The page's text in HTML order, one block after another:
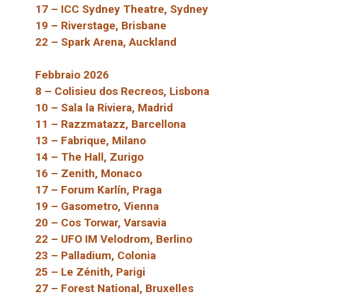
17 – ICC Sydney Theatre, Sydney
19 – Riverstage, Brisbane
22 – Spark Arena, Auckland
Febbraio 2026
8 – Colisieu dos Recreos, Lisbona
10 – Sala la Riviera, Madrid
11 – Razzmatazz, Barcellona
13 – Fabrique, Milano
14 – The Hall, Zurigo
16 – Zenith, Monaco
17 – Forum Karlín, Praga
19 – Gasometro, Vienna
20 – Cos Torwar, Varsavia
22 – UFO IM Velodrom, Berlino
23 – Palladium, Colonia
25 – Le Zénith, Parigi
27 – Forest National, Bruxelles